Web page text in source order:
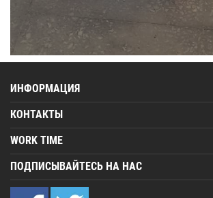
ИНФОРМАЦИЯ
КОНТАКТЫ
WORK TIME
ПОДПИСЫВАЙТЕСЬ НА НАС